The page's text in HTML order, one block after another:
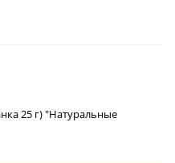
25 г) "Натуральные